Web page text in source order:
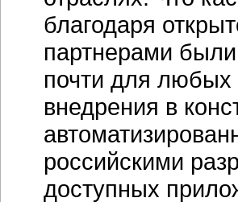
благодаря
партнерами
почти для любых
внедрения в
российскими
доступных